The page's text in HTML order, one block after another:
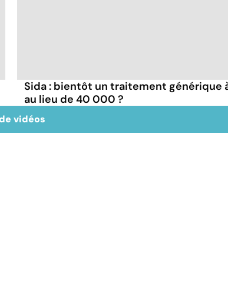
Sida : bientôt un traitement générique
au lieu de 40 000 ?
vidéos